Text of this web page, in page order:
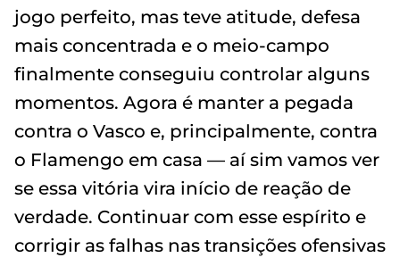
jogo perfeito, mas teve atitude, defesa
mais concentrada e o meio-campo
finalmente conseguiu controlar alguns
momentos. Agora é manter a pegada
contra o Vasco e, principalmente, contra
o Flamengo em casa — aí sim vamos ver
se essa vitória vira início de reação de
verdade. Continuar com esse espírito e
corrigir as falhas nas transições ofensivas